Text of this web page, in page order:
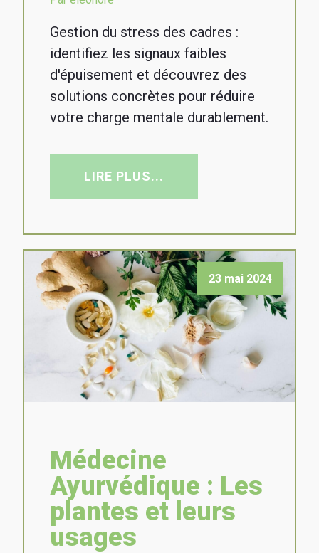
Gestion du stress des cadres :
identifiez les signaux faibles
d'épuisement et découvrez des
solutions concrètes pour réduire
votre charge mentale durablement.
LIRE PLUS...
23 mai 2024
Médecine
Ayurvédique : Les
plantes et leurs
usages